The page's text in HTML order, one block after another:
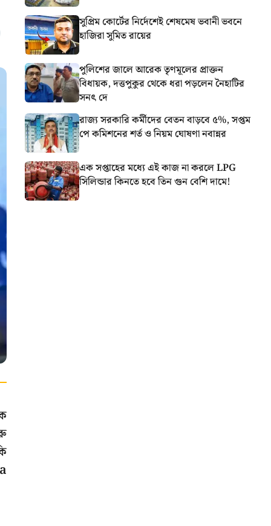
সুপ্রিম কোর্টের নির্দেশেই শেষমেষ ভবানী ভবনে
হাজিরা সুমিত রায়ের
পুলিশের জালে আরেক তৃণমূলের প্রাক্তন
বিধায়ক, দত্তপুকুর থেকে ধরা পড়লেন নৈহাটির
সনৎ দে
রাজ্য সরকারি কর্মীদের বেতন বাড়বে ৫%, সপ্তম
পে কমিশনের শর্ত ও নিয়ম ঘোষণা নবান্নর
এক সপ্তাহের মধ্যে এই কাজ না করলে LPG
সিলিন্ডার কিনতে হবে তিন গুন বেশি দামে!